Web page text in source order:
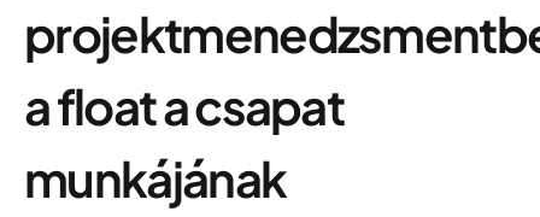
a float a csapat
munkájának